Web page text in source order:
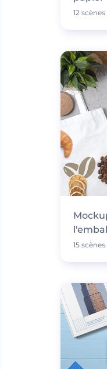
12 scènes
15 scènes